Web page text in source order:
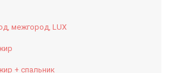
межгород, LUX
+ спальник